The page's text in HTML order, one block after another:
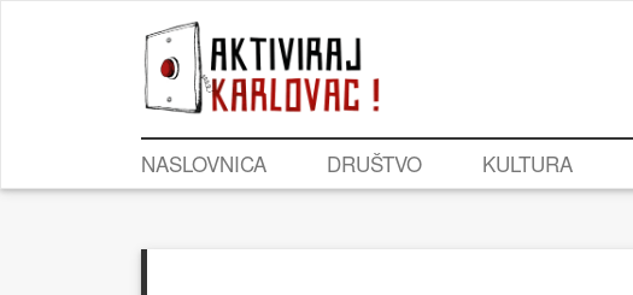
NASLOVNICA DRUŠTVO KULTURA